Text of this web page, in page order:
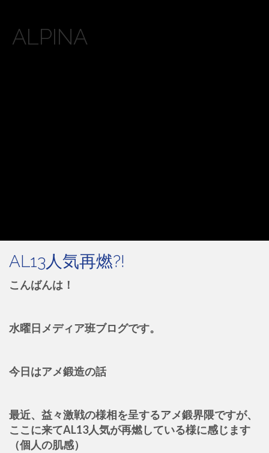
ALPINA
AL13人気再燃?!
こんばんは！
水曜日メディア班ブログです。
今日はアメ鍛造の話
最近、益々激戦の様相を呈するアメ鍛界隈ですが、
ここに来てAL13人気が再燃している様に感じます
（個人の肌感）